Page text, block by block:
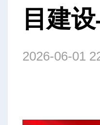
目建
2026-06-01